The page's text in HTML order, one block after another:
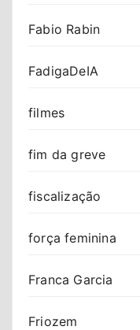
Fabio Rabin
FadigaDeIA
filmes
fim da greve
fiscalização
força feminina
Franca Garcia
Friozem